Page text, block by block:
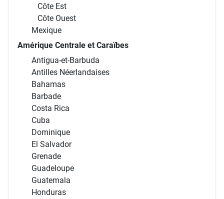
Côte Est
Côte Ouest
Mexique
Amérique Centrale et Caraïbes
Antigua-et-Barbuda
Antilles Néerlandaises
Bahamas
Barbade
Costa Rica
Cuba
Dominique
El Salvador
Grenade
Guadeloupe
Guatemala
Honduras